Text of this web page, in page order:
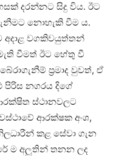
දරන්නට සිදු විය. ඊට
නොහැකි වීම ය.
අදාළ වගකිවයුත්තන්
වීමත් ඊට හේතු වී
ප්‍රමාද වුවත්, ඒ
පිරිස නගරය දිගේ
ස්ථානවලට
ආරක්ෂක අංශ,
කළ සේවා ගැන
ම අලුතින් තනන ලද